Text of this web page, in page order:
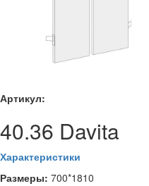
Артикул:
40.36 Davita
Характеристики
Размеры: 700*1810